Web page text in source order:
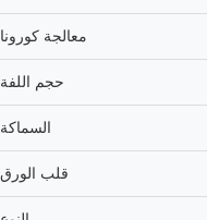
معالجة كورونا
حجم اللفة
السماكة
قلب الورق